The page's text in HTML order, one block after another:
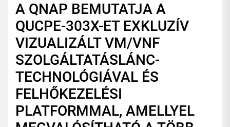
A QNAP BEMUTATJA A
QUCPE-303X-ET EXKLUZÍV
VIZUALIZÁLT VM/VNF
SZOLGÁLTATÁSLÁNC-
TECHNOLÓGIÁVAL ÉS
FELHŐKEZELÉSI
PLATFORMMAL, AMELLYEL